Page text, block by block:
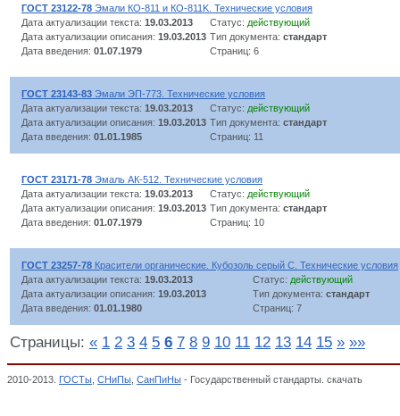
ГОСТ 23122-78 Эмали КО-811 и КО-811K. Технические условия
Дата актуализации текста: 19.03.2013 Статус: действующий
Дата актуализации описания: 19.03.2013 Тип документа: стандарт
Дата введения: 01.07.1979 Страниц: 6
ГОСТ 23143-83 Эмали ЭП-773. Технические условия
Дата актуализации текста: 19.03.2013 Статус: действующий
Дата актуализации описания: 19.03.2013 Тип документа: стандарт
Дата введения: 01.01.1985 Страниц: 11
ГОСТ 23171-78 Эмаль АК-512. Технические условия
Дата актуализации текста: 19.03.2013 Статус: действующий
Дата актуализации описания: 19.03.2013 Тип документа: стандарт
Дата введения: 01.07.1979 Страниц: 10
ГОСТ 23257-78 Красители органические. Кубозоль серый С. Технические условия
Дата актуализации текста: 19.03.2013 Статус: действующий
Дата актуализации описания: 19.03.2013 Тип документа: стандарт
Дата введения: 01.01.1980 Страниц: 7
Страницы: « 1 2 3 4 5 6 7 8 9 10 11 12 13 14 15 » »»
2010-2013. ГОСТы СНиПы СанПиНы - Государственный стандарты. скачать